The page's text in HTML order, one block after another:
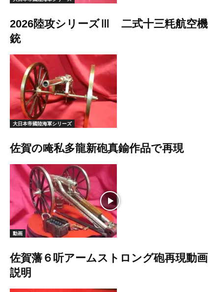
2026陸攻シリーズⅢ 二式十三粍航空機
銃
大日本帝國陸海軍シリーズ
佐賀の唵私多龍新砲真鍮作品で再現
動画
佐賀藩６听アームストロング砲再現動画
説明